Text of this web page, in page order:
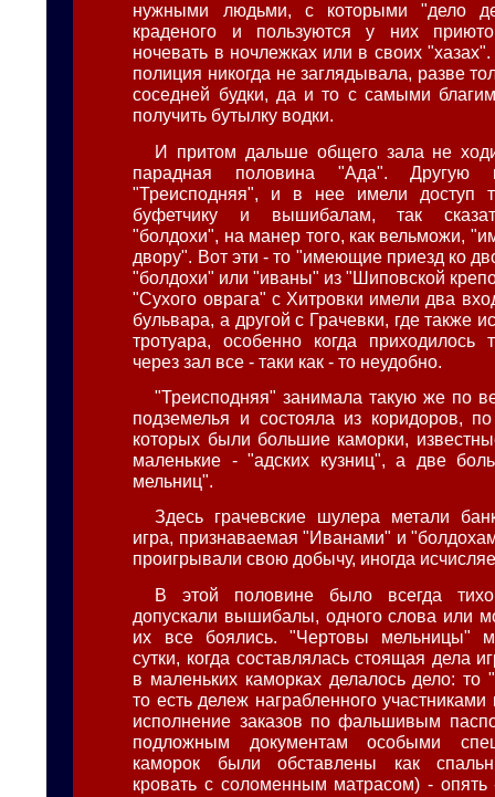
нужными людьми, с которыми "дело
краденого и пользуются у них
ночевать в ночлежках или в своих
полиция никогда не заглядывала, разве
соседней будки, да и то с самыми
получить бутылку водки.
И притом дальше общего зала не
парадная половина "Ада". Другую
"Треисподняя", и в нее имели доступ
буфетчику и вышибалам, так
"болдохи", на манер того, как вельможи,
двору". Вот эти - то "имеющие приезд ко
"болдохи" или "иваны" из "Шиповской
"Сухого оврага" с Хитровки имели два
бульвара, а другой с Грачевки, где также
тротуара, особенно когда приходилось
через зал все - таки как - то неудобно.
"Треисподняя" занимала такую же по
подземелья и состояла из коридоров,
которых были большие каморки,
маленькие - "адских кузниц", а две
мельниц".
Здесь грачевские шулера метали
игра, признаваемая "Иванами" и
проигрывали свою добычу, иногда
В этой половине было всегда
допускали вышибалы, одного слова или
их все боялись. "Чертовы мельницы"
сутки, когда составлялась стоящая дела
в маленьких каморках делалось дело: то
то есть дележ награбленного
исполнение заказов по фальшивым
подложным документам особыми
каморок были обставлены как
кровать с соломенным матрасом) - опять